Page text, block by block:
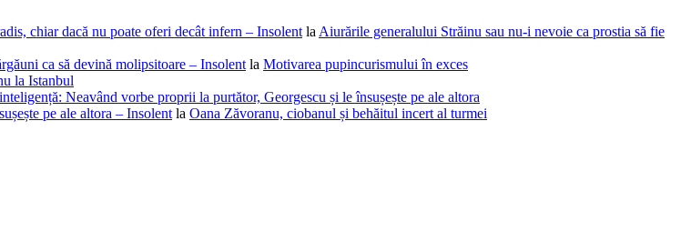
chiar dacă nu poate oferi decât infern – Insolent la Aiurările generalului Străinu sau nu-i nevoie ca prostia să fie
ca să devină molipsitoare – Insolent la Motivarea pupincurismului în exces
la Istanbul
Neavând vorbe proprii la purtător, Georgescu și le însușește pe ale altora
pe ale altora – Insolent la Oana Zăvoranu, ciobanul și behăitul incert al turmei